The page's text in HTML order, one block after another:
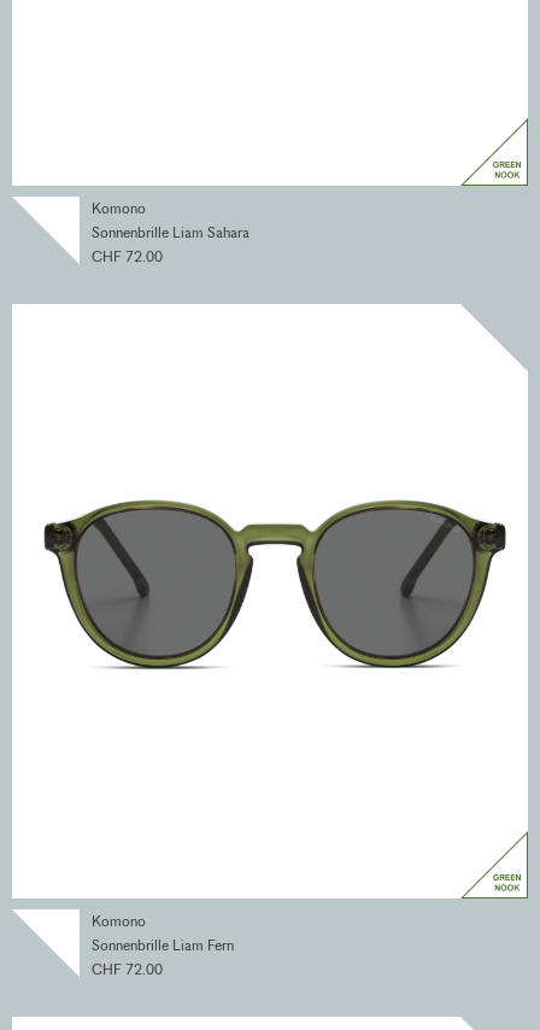
Komono
Sonnenbrille Liam Sahara
CHF 72.00
Komono
Sonnenbrille Liam Fern
CHF 72.00